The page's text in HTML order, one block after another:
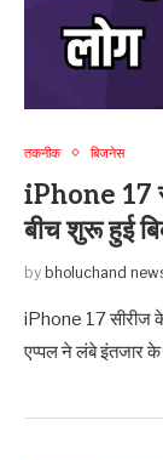
तकनीक बिजनेस
iPhone 17
बीच शुरू हुई
by bholuchand
iPhone 17 सीरीज
एप्पल ने लंबे इंतजार के